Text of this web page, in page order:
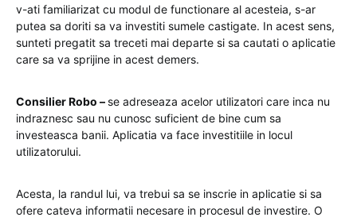
v-ati familiarizat cu modul de functionare al acesteia, s-ar
putea sa doriti sa va investiti sumele castigate. In acest sens,
sunteti pregatit sa treceti mai departe si sa cautati o aplicatie
care sa va sprijine in acest demers.
Consilier Robo – se adreseaza acelor utilizatori care inca nu
indraznesc sau nu cunosc suficient de bine cum sa
investeasca banii. Aplicatia va face investitiile in locul
utilizatorului.
Acesta, la randul lui, va trebui sa se inscrie in aplicatie si sa
ofere cateva informatii necesare in procesul de investire. O